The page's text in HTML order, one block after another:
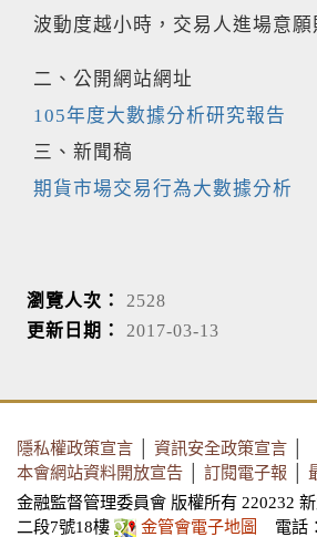
波動度越小時，交易人進場意願
二、公開網站網址
105年度大數據分析研究報告
三、新聞稿
期貨市場交易行為大數據分析
瀏覽人次： 2528
更新日期： 2017-03-13
隱私權政策宣言 資訊安全政策宣言
本會網站資料開放宣告
訂閱電子報
金融監督管理委員會 版權所有 220232
二段7號18樓
金管會電子地圖
電話